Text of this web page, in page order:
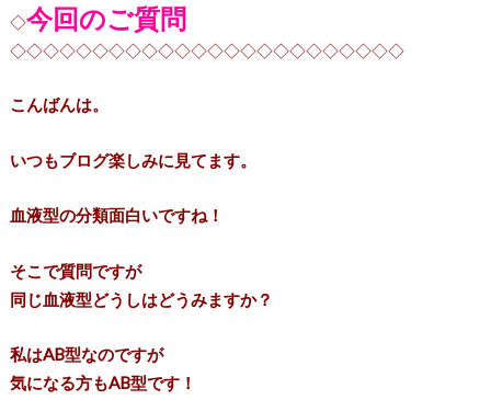
◇今回のご質問
◇◇◇◇◇◇◇◇◇◇◇◇◇◇◇◇◇◇◇◇◇◇◇◇
こんばんは。
いつもブログ楽しみに見てます。
血液型の分類面白いですね！
そこで質問ですが
同じ血液型どうしはどうみますか？
私はAB型なのですが
気になる方もAB型です！